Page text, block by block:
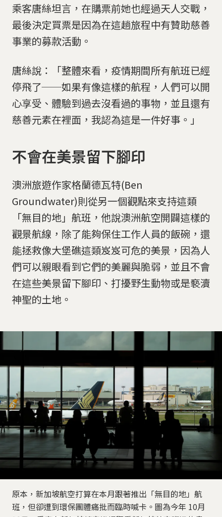
乘客唐絲坦言，在購票前她也經過天人交戰，
最後決定買票是因為在這趟旅程中有贊助慈善
事業的募款活動。
唐絲說：「整體來看，疫情期間所有航班已經
停飛了──如果有像這樣的航程，人們可以開
心享受、體驗到過去沒看過的事物，並且還有
慈善元素在裡面，我認為這是一件好事。」
不會在美景留下腳印
澳洲旅遊作家格蘭德瓦特(Ben
Groundwater)則從另一個觀點來支持這類
「無目的地」航班，他說澳洲航空開闢這樣的
觀景航線，除了能夠保住工作人員的飯碗，還
能拯救像大堡礁這類岌岌可危的美景，因為人
們可以親眼看到它們的美麗與脆弱，並且不會
在這些美景留下腳印、打擾野生動物或是褻瀆
神聖的土地。
原本，新加坡航空打算在本月跟著推出「無目的地」航
班，但卻遭到環保團體痛批而臨時喊卡。圖為今年 10月